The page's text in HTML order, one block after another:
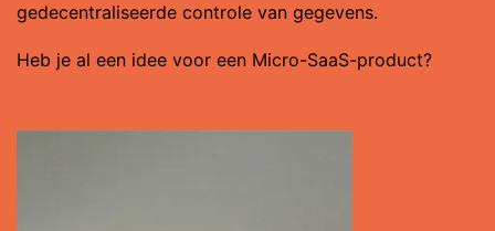
gedecentraliseerde controle van gegevens.
Heb je al een idee voor een Micro-SaaS-product?